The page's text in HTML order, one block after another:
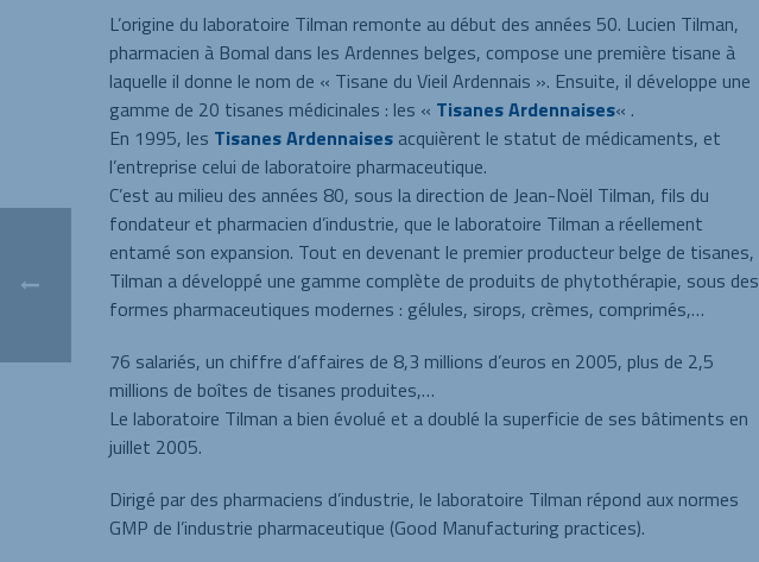
L’origine du laboratoire Tilman remonte au début des années 50. Lucien Tilman,
pharmacien à Bomal dans les Ardennes belges, compose une première tisane à
laquelle il donne le nom de « Tisane du Vieil Ardennais ». Ensuite, il développe une
gamme de 20 tisanes médicinales : les « Tisanes Ardennaises« .
En 1995, les Tisanes Ardennaises acquièrent le statut de médicaments, et
l’entreprise celui de laboratoire pharmaceutique.
C’est au milieu des années 80, sous la direction de Jean-Noël Tilman, fils du
fondateur et pharmacien d’industrie, que le laboratoire Tilman a réellement
entamé son expansion. Tout en devenant le premier producteur belge de tisanes,
Tilman a développé une gamme complète de produits de phytothérapie, sous des
formes pharmaceutiques modernes : gélules, sirops, crèmes, comprimés,…
76 salariés, un chiffre d’affaires de 8,3 millions d’euros en 2005, plus de 2,5
millions de boîtes de tisanes produites,…
Le laboratoire Tilman a bien évolué et a doublé la superficie de ses bâtiments en
juillet 2005.
Dirigé par des pharmaciens d’industrie, le laboratoire Tilman répond aux normes
GMP de l’industrie pharmaceutique (Good Manufacturing practices).